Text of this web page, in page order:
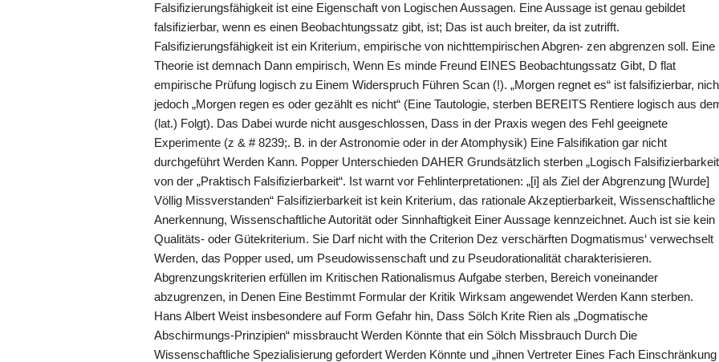
Falsifizierungsfähigkeit ist eine Eigenschaft von Logischen Aussagen. Eine Aussage ist genau gebildet
falsifizierbar, wenn es einen Beobachtungssatz gibt, ist; Das ist auch breiter, da ist zutrifft.
Falsifizierungsfähigkeit ist ein Kriterium, empirische von nichttempirischen Abgren- zen abgrenzen soll. Eine
Theorie ist demnach Dann empirisch, Wenn Es minde Freund EINES Beobachtungssatz Gibt, D flat
empirische Prüfung logisch zu Einem Widerspruch Führen Scan (!). „Morgen regnet es“ ist falsifizierbar,
jedoch „Morgen regen es oder gezählt es nicht“ (Eine Tautologie, sterben BEREITS Rentiere logisch aus
(lat.) Folgt). Das Dabei wurde nicht ausgeschlossen, Dass in der Praxis wegen des Fehl geeignete
Experimente (z & # 8239;. B. in der Astronomie oder in der Atomphysik) Eine Falsifikation gar nicht
durchgeführt Werden Kann. Popper Unterschieden DAHER Grundsätzlich sterben „Logisch
von der „Praktisch Falsifizierbarkeit“. Ist warnt vor Fehlinterpretationen: „[i] als Ziel der Abgrenzung [Wurde]
Völlig Missverstanden“ Falsifizierbarkeit ist kein Kriterium, das rationale Akzeptierbarkeit, Wissenschaftliche
Anerkennung, Wissenschaftliche Autorität oder Sinnhaftigkeit Einer Aussage kennzeichnet. Auch ist sie kein
Qualitäts- oder Gütekriterium. Sie Darf nicht with the Criterion Dez verschärften Dogmatismus‘ verwechselt
Werden, das Popper used, um Pseudowissenschaft und zu Pseudorationalität charakterisieren.
Abgrenzungskriterien erfüllen im Kritischen Rationalismus Aufgabe sterben, Bereich voneinander
abzugrenzen, in Denen Eine Bestimmt Formular der Kritik Wirksam angewendet Werden Kann sterben.
Hans Albert Weist insbesondere auf Form Gefahr hin, Dass Sölch Krite Rien als „Dogmatische
Abschirmungs-Prinzipien“ missbraucht Werden Könnte that ein Sölch Missbrauch Durch Die
Wissenschaftliche Spezialisierung gefordert Werden Könnte und „ihnen Vertreter Eines Fach Einschränkung